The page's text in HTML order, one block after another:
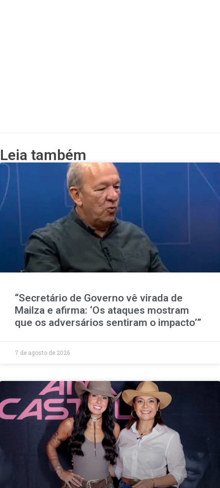
Leia também
“Secretário de Governo vê virada de
Mailza e afirma: ‘Os ataques mostram
que os adversários sentiram o impacto’”
7 de agosto de 2026